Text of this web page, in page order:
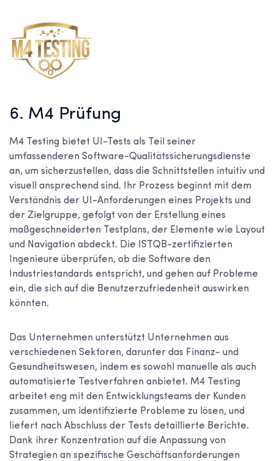
6. M4 Prüfung
M4 Testing bietet UI-Tests als Teil seiner
umfassenderen Software-Qualitätssicherungsdienste
an, um sicherzustellen, dass die Schnittstellen intuitiv und
visuell ansprechend sind. Ihr Prozess beginnt mit dem
Verständnis der UI-Anforderungen eines Projekts und
der Zielgruppe, gefolgt von der Erstellung eines
maßgeschneiderten Testplans, der Elemente wie Layout
und Navigation abdeckt. Die ISTQB-zertifizierten
Ingenieure überprüfen, ob die Software den
Industriestandards entspricht, und gehen auf Probleme
ein, die sich auf die Benutzerzufriedenheit auswirken
könnten.
Das Unternehmen unterstützt Unternehmen aus
verschiedenen Sektoren, darunter das Finanz- und
Gesundheitswesen, indem es sowohl manuelle als auch
automatisierte Testverfahren anbietet. M4 Testing
arbeitet eng mit den Entwicklungsteams der Kunden
zusammen, um identifizierte Probleme zu lösen, und
liefert nach Abschluss der Tests detaillierte Berichte.
Dank ihrer Konzentration auf die Anpassung von
Strategien an spezifische Geschäftsanforderungen